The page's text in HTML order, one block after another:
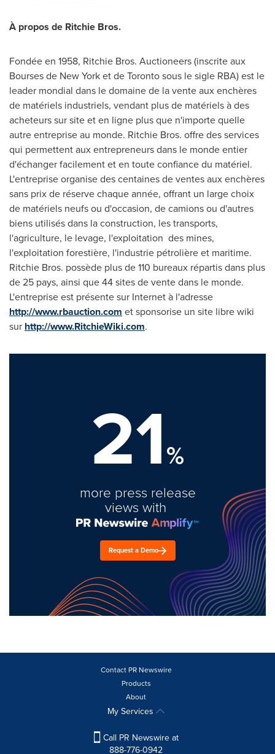
À propos de Ritchie Bros.
Fondée en 1958, Ritchie Bros. Auctioneers (inscrite aux
Bourses de New Yorket deTorontosous le sigle RBA) est le
leader mondial dans le domaine de la vente aux enchères
de matériels industriels, vendant plus de matériels à des
acheteurs sur site et en ligne plus que n'importe quelle
autre entreprise au monde. Ritchie Bros. offre des services
qui permettent aux entrepreneurs dans le monde entier
d'échanger facilement et en toute confiance du matériel.
L'entreprise organise des centaines de ventes aux enchères
sans prix de réserve chaque année, offrant un large choix
de matériels neufs ou d'occasion, de camions ou d'autres
biens utilisés dans la construction, les transports,
l'agriculture, le levage, l'exploitation des mines,
l'exploitation forestière, l'industrie pétrolière et maritime.
Ritchie Bros. possède plus de 110 bureaux répartis dans plus
de 25 pays, ainsi que 44 sites de vente dans le monde.
L'entreprise est présente sur Internet à l'adresse
http://www.rbauction.com et sponsorise un site libre wiki
sur http://www.RitchieWiki.com.
21%
more press release
views with
Request a Demo
Contact PR Newswire
Products
About
My Services
Call PR Newswire at
888-776-0942